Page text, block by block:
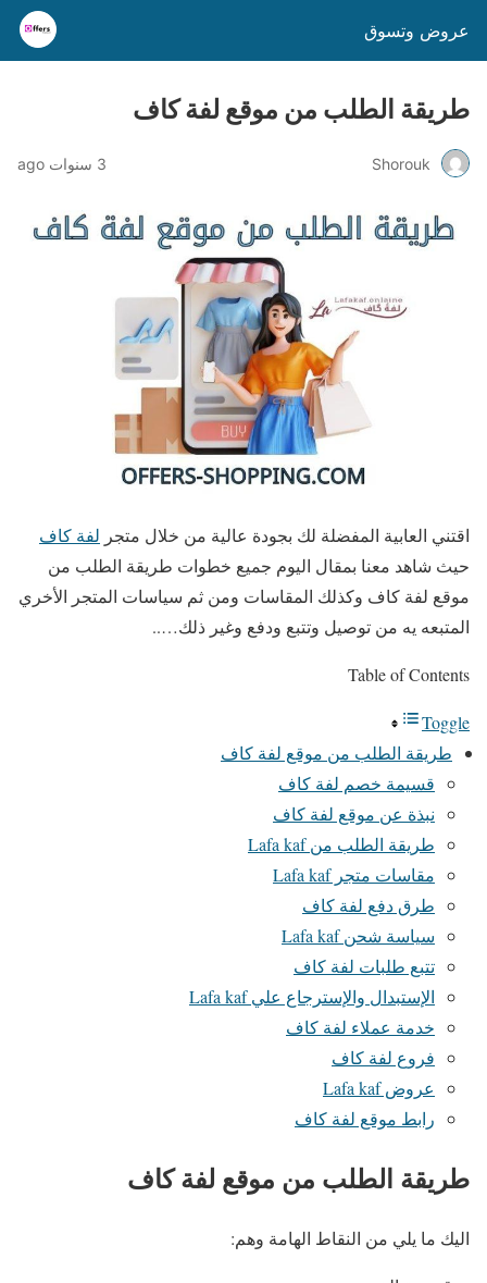
عروض وتسوق
طريقة الطلب من موقع لفة كاف
Shorouk 3 سنوات ago
اقتني العابية المفضلة لك بجودة عالية من خلال متجر لفة كاف
حيث شاهد معنا بمقال اليوم جميع خطوات طريقة الطلب من
موقع لفة كاف وكذلك المقاسات ومن ثم سياسات المتجر الأخري
المتبعه يه من توصيل وتتبع ودفع وغير ذلك…..
Table of Contents
Toggle
طريقة الطلب من موقع لفة كاف
قسيمة خصم لفة كاف
نبذة عن موقع لفة كاف
طريقة الطلب من Lafa kaf
مقاسات متجر Lafa kaf
طرق دفع لفة كاف
سياسة شحن Lafa kaf
تتبع طلبات لفة كاف
الإستبدال والإسترجاع علي Lafa kaf
خدمة عملاء لفة كاف
فروع لفة كاف
عروض Lafa kaf
رابط موقع لفة كاف
طريقة الطلب من موقع لفة كاف
اليك ما يلي من النقاط الهامة وهم: